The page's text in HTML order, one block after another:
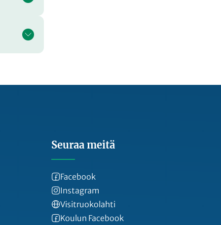
Seuraa meitä
Facebook
Instagram
Visitruokolahti
Koulun Facebook